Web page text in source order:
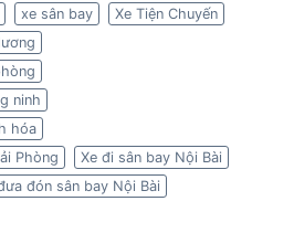
xe sân bay
Xe Tiện Chuyến
ninh
hóa
Phòng
Xe đi sân bay Nội Bài
đón sân bay Nội Bài